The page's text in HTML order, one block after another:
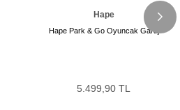
Hape
Hape Park & Go Oyuncak Garaj
5.499,90 TL